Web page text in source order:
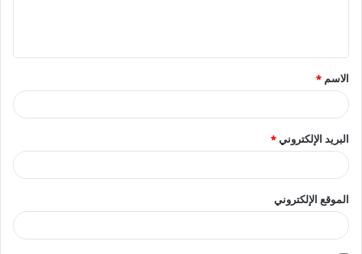
ق
*
الاسم *
البريد الإلكتروني*
الموقع الإلكتروني